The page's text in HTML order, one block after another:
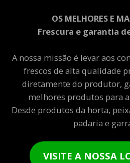
OS MELHORES E
Frescura e garantia
A nossa missão é levar aos
frescos de alta qualidade
diretamente do produtor,
melhores produtos para
Desde produtos da horta,
padaria e
VISITE A NOSSA